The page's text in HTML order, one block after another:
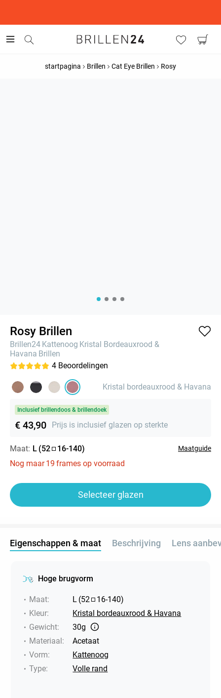
startpagina Brillen Cat Eye Brillen Rosy
Rosy Brillen
Brillen24 Kattenoog Kristal Bordeauxrood &
Havana Brillen
4 Beoordelingen
Kristal bordeauxrood & Havana
Inclusief brillendoos & brillendoek
€ 43,90 Prijs is inclusief glazen op sterkte
Maat: L (52 16-140) Maatguide
Nog maar 19 frames op voorraad
Selecteer glazen
Eigenschappen & maat Beschrijving Lens
Hoge brugvorm
Maat: L (52 16-140)
Kleur:
Kristal bordeauxrood & Havana
Gewicht:
30g
Materiaal:
Acetaat
Vorm:
Kattenoog
Type: Volle rand